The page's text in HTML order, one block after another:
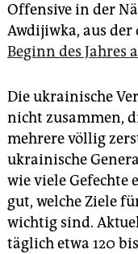
epaper login
Offensive in der
Awdijiwka, aus
Beginn des Jahres
Die ukrainische
nicht zusammen,
mehrere völlig
ukrainische
wie viele Gefechte
gut, welche Ziele
wichtig sind.
täglich etwa 120